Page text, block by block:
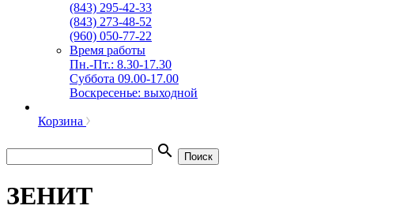
(843) 295-42-33
(843) 273-48-52
(960) 050-77-22
Время работы
Пн.-Пт.: 8.30-17.30
Суббота 09.00-17.00
Воскресенье: выходной
Корзина
search Поиск
ЗЕНИТ